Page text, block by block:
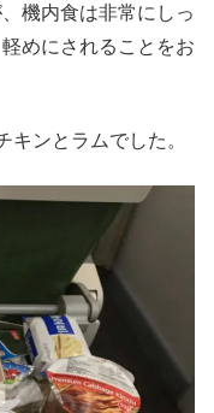
機内食は非常にしっ
めにされることをお
ンとラムでした。